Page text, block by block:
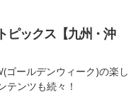
ピックス【九州・沖
ゴールデンウィーク)の楽し
テンツも続々！